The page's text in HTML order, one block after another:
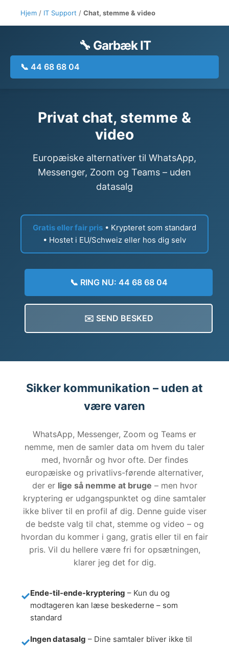
Hjem / IT Support / Chat, stemme & video
🔧 Garbæk IT
📞 44 68 68 04
Privat chat, stemme &
video
Europæiske alternativer til WhatsApp,
Messenger, Zoom og Teams – uden
datasalg
Gratis eller fair pris • Krypteret som standard
• Hostet i EU/Schweiz eller hos dig selv
📞 RING NU: 44 68 68 04
✉️ SEND BESKED
Sikker kommunikation – uden at
være varen
WhatsApp, Messenger, Zoom og Teams er
nemme, men de samler data om hvem du taler
med, hvornår og hvor ofte. Der findes
europæiske og privatlivs-førende alternativer,
der er lige så nemme at bruge – men hvor
kryptering er udgangspunktet og dine samtaler
ikke bliver til en profil af dig. Denne guide viser
de bedste valg til chat, stemme og video – og
hvordan du kommer i gang, gratis eller til en fair
pris. Vil du hellere være fri for opsætningen,
klarer jeg det for dig.
Ende-til-ende-kryptering – Kun du og
modtageren kan læse beskederne – som
standard
Ingen datasalg – Dine samtaler bliver ikke til